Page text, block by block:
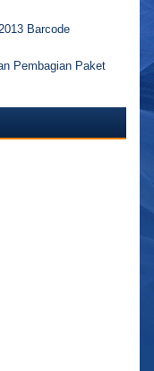
Barcode
Pembagian Paket